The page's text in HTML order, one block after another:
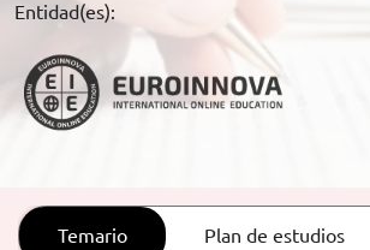
RECURSOS EDUCATIVOS
ARTÍCULOS
Entidad(es):
Temario Plan de estudios